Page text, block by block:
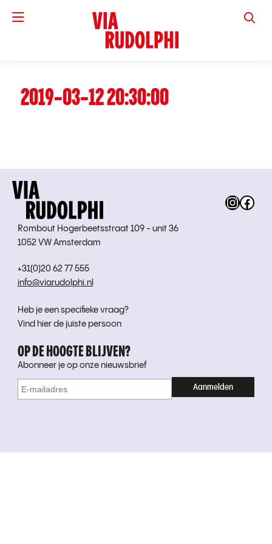
VIA
2019-03-12 20:30:00
Rombout Hogerbeetsstraat 109 - unit 36
1052 VW Amsterdam
+31(0)20 62 77 555
info@viarudolphi.nl
Heb je een specifieke vraag?
Vind hier de juiste persoon
OP DE HOOGTE BLIJVEN?
Abonneer je op onze nieuwsbrief